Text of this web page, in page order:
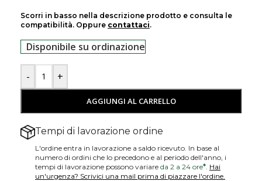
Scorri in basso nella descrizione prodotto e consulta le
compatibilità. Oppure contattaci.
Disponibile su ordinazione
- +
AGGIUNGI AL CARRELLO
Tempi di lavorazione ordine
L'ordine entra in lavorazione a saldo ricevuto. In base al
numero di ordini che lo precedono e al periodo dell'anno, i
tempi di lavorazione possono variare da 2 a 24 ore*. Hai
un'urgenza? Scrivici una mail prima di piazzare l'ordine.